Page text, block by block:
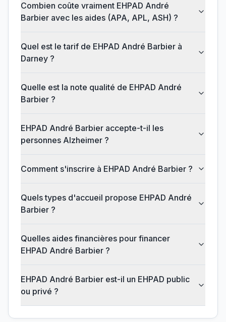
Combien coûte vraiment EHPAD André
Barbier avec les aides (APA, APL, ASH) ?
Quel est le tarif de EHPAD André Barbier à
Darney ?
Quelle est la note qualité de EHPAD André
Barbier ?
EHPAD André Barbier accepte-t-il les
personnes Alzheimer ?
Comment s'inscrire à EHPAD André Barbier ?
Quels types d'accueil propose EHPAD André
Barbier ?
Quelles aides financières pour financer
EHPAD André Barbier ?
EHPAD André Barbier est-il un EHPAD public
ou privé ?